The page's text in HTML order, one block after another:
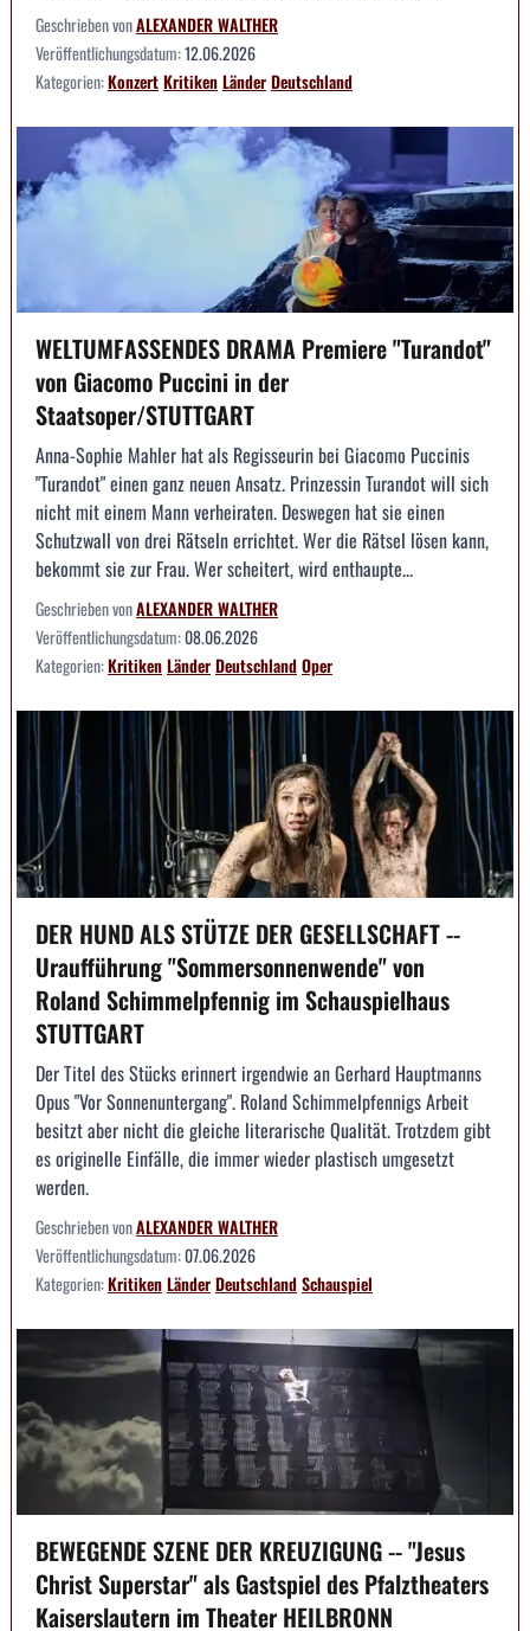
Geschrieben vonALEXANDER WALTHER
Veröffentlichungsdatum:12.06.2026
Kategorien:KonzertKritikenLänderDeutschland
WELTUMFASSENDES DRAMA Premiere "Turandot"
von Giacomo Puccini in der
Staatsoper/STUTTGART
Anna-Sophie Mahler hat als Regisseurin bei Giacomo Puccinis
"Turandot" einen ganz neuen Ansatz. Prinzessin Turandot will sich
nicht mit einem Mann verheiraten. Deswegen hat sie einen
Schutzwall von drei Rätseln errichtet. Wer die Rätsel lösen kann,
bekommt sie zur Frau. Wer scheitert, wird enthaupte...
Geschrieben vonALEXANDER WALTHER
Veröffentlichungsdatum:08.06.2026
Kategorien:KritikenLänderDeutschlandOper
DER HUND ALS STÜTZE DER GESELLSCHAFT --
Uraufführung "Sommersonnenwende" von
Roland Schimmelpfennig im Schauspielhaus
STUTTGART
Der Titel des Stücks erinnert irgendwie an Gerhard Hauptmanns
Opus "Vor Sonnenuntergang". Roland Schimmelpfennigs Arbeit
besitzt aber nicht die gleiche literarische Qualität. Trotzdem gibt
es originelle Einfälle, die immer wieder plastisch umgesetzt
werden.
Geschrieben vonALEXANDER WALTHER
Veröffentlichungsdatum:07.06.2026
Kategorien:KritikenLänderDeutschlandSchauspiel
BEWEGENDE SZENE DER KREUZIGUNG -- "Jesus
Christ Superstar" als Gastspiel des Pfalztheaters
Kaiserslautern im Theater HEILBRONN